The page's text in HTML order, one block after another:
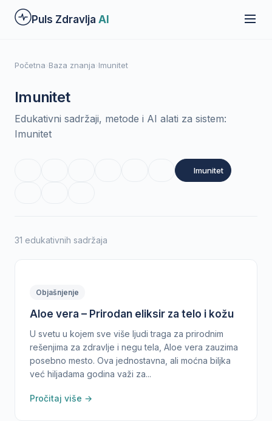
Preskoči
Puls Zdravlja AI
Početna Baza znanja Imunitet
Imunitet
Edukativni sadržaji, metode i AI alati za sistem:
Imunitet
Imunitet
31 edukativnih sadržaja
Objašnjenje
Aloe vera – Prirodan eliksir za telo i kožu
U svetu u kojem sve više ljudi traga za prirodnim
rešenjima za zdravlje i negu tela, Aloe vera zauzima
posebno mesto. Ova jednostavna, ali moćna biljka
već hiljadama godina važi za...
Pročitaj više →